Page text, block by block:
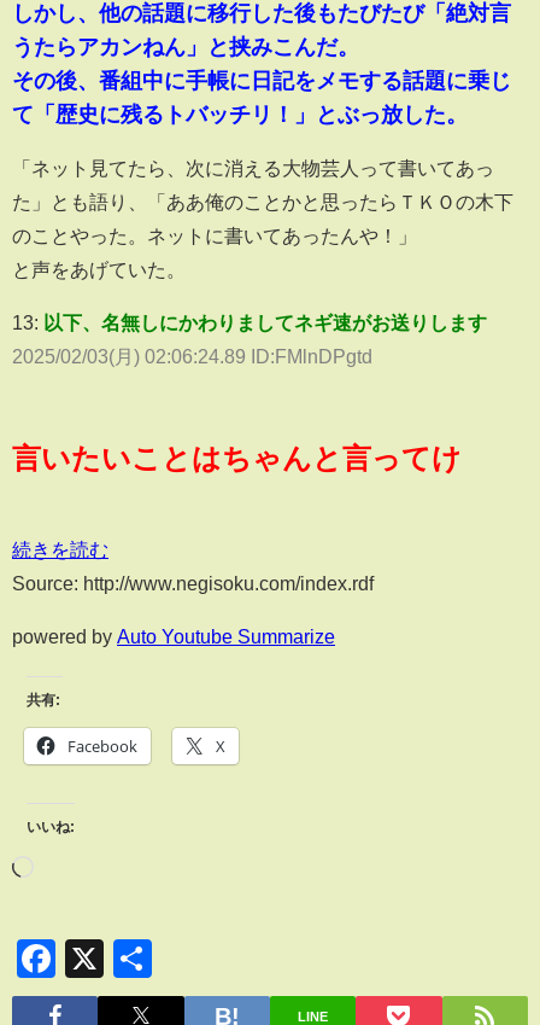
しかし、他の話題に移行した後もたびたび「絶対言
うたらアカンねん」と挟みこんだ。
その後、番組中に手帳に日記をメモする話題に乗じ
て「歴史に残るトバッチリ！」とぶっ放した。
「ネット見てたら、次に消える大物芸人って書いてあっ
た」とも語り、「ああ俺のことかと思ったらＴＫＯの木下
のことやった。ネットに書いてあったんや！」
と声をあげていた。
13: 以下、名無しにかわりましてネギ速がお送りします
2025/02/03(月) 02:06:24.89 ID:FMlnDPgtd
言いたいことはちゃんと言ってけ
続きを読む
Source: http://www.negisoku.com/index.rdf
powered by Auto Youtube Summarize
共有:
Facebook X
いいね:
Facebook
X
有
LINE